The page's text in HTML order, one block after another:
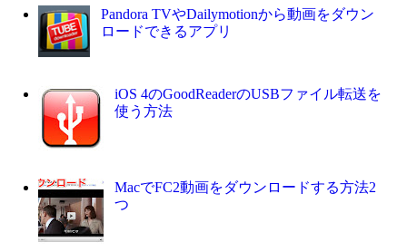
Pandora TVやDailymotionから動画をダウン
ロードできるアプリ
iOS 4のGoodReaderのUSBファイル転送を
使う方法
MacでFC2動画をダウンロードする方法2
つ